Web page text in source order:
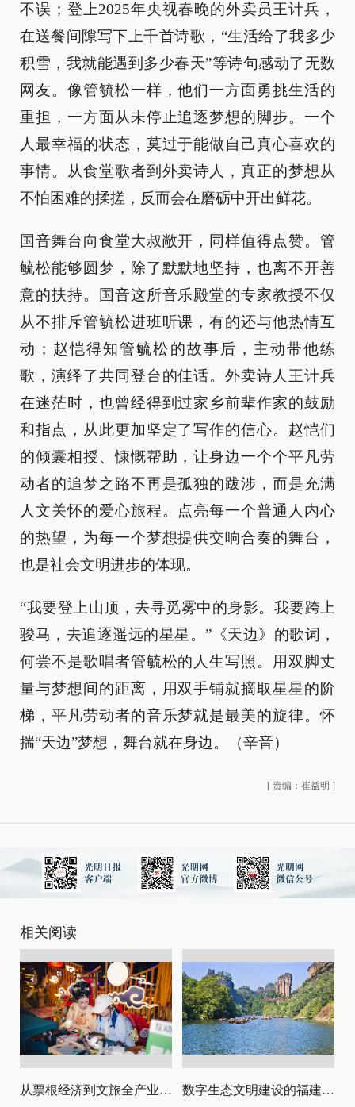
不误；登上2025年央视春晚的外卖员王计兵，
在送餐间隙写下上千首诗歌，“生活给了我多少
积雪，我就能遇到多少春天”等诗句感动了无数
网友。像管毓松一样，他们一方面勇挑生活的
重担，一方面从未停止追逐梦想的脚步。一个
人最幸福的状态，莫过于能做自己真心喜欢的
事情。从食堂歌者到外卖诗人，真正的梦想从
不怕困难的揉搓，反而会在磨砺中开出鲜花。
国音舞台向食堂大叔敞开，同样值得点赞。管
毓松能够圆梦，除了默默地坚持，也离不开善
意的扶持。国音这所音乐殿堂的专家教授不仅
从不排斥管毓松进班听课，有的还与他热情互
动；赵恺得知管毓松的故事后，主动带他练
歌，演绎了共同登台的佳话。外卖诗人王计兵
在迷茫时，也曾经得到过家乡前辈作家的鼓励
和指点，从此更加坚定了写作的信心。赵恺们
的倾囊相授、慷慨帮助，让身边一个个平凡劳
动者的追梦之路不再是孤独的跋涉，而是充满
人文关怀的爱心旅程。点亮每一个普通人内心
的热望，为每一个梦想提供交响合奏的舞台，
也是社会文明进步的体现。
“我要登上山顶，去寻觅雾中的身影。我要跨上
骏马，去追逐遥远的星星。”《天边》的歌词，
何尝不是歌唱者管毓松的人生写照。用双脚丈
量与梦想间的距离，用双手铺就摘取星星的阶
梯，平凡劳动者的音乐梦就是最美的旋律。怀
揣“天边”梦想，舞台就在身边。（辛音）
[ 责编：崔益明 ]
相关阅读
从票根经济到文旅全产业链升级 数字生态文明建设的福建路径与启示